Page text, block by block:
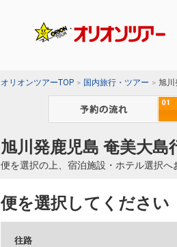
オリオンツアーTOP 国内旅行・ツアー 旭川
旭川発鹿児島 奄美大島
便を選択の上、宿泊施設・ホテル選択へ
便を選択してください
往路